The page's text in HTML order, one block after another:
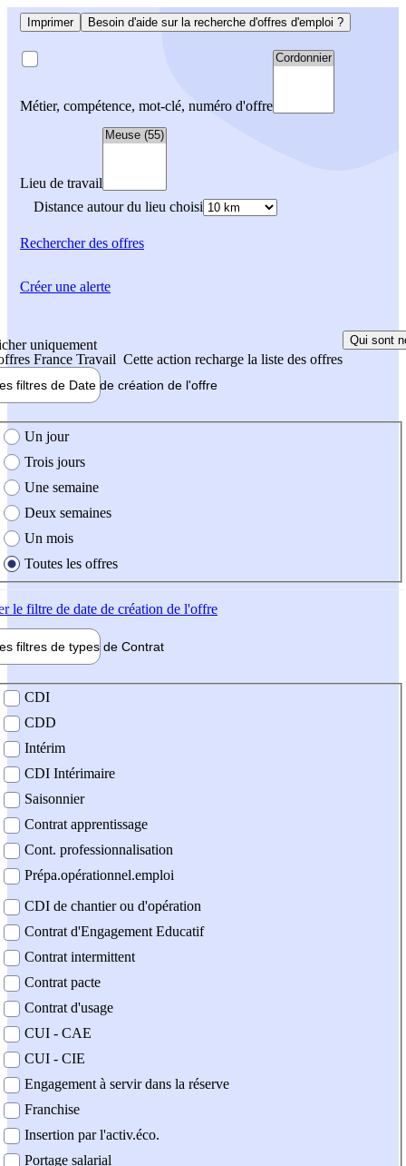
Imprimer Besoin d'aide sur la recherche d'offres d'emploi ?
Métier, compétence, mot-clé, numéro d'offre
Lieu de travail
Distance autour du lieu choisi
Rechercherdes offres
uniquement
France Travail Cette action recharge la liste des offres
Qui sont
filtres de Date de création de l'offre
création de l'offre
Un jour
Trois jours
Une semaine
Deux semaines
Un mois
Toutes les offres
le filtre de date de création de l'offre
filtres de types de Contrat
contrat
CDI
CDD
Intérim
CDI Intérimaire
Saisonnier
Contrat apprentissage
Cont. professionnalisation
Prépa.opérationnel.emploi
CDI de chantier ou d'opération
Contrat d'Engagement Educatif
Contrat intermittent
Contrat pacte
Contrat d'usage
CUI - CAE
CUI - CIE
Engagement à servir dans la réserve
Franchise
Insertion par l'activ.éco.
Portage salarial
Créer une alerte